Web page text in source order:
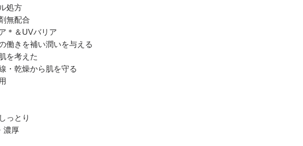
処方
無配合
＊＆UVバリア
働きを補い潤いを与える
を考えた
・乾燥から肌を守る
っとり
濃厚